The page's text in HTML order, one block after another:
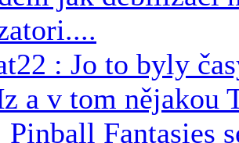
: Jo to byly
a v tom nějakou
Fantasies